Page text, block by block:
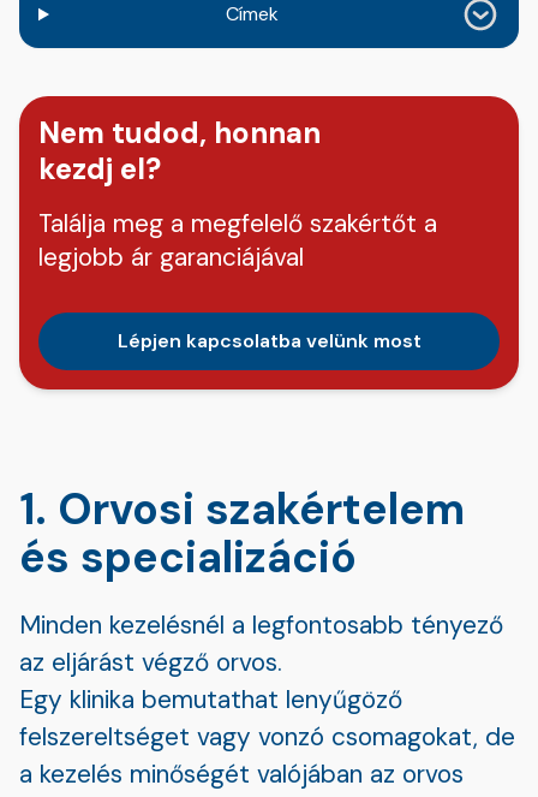
Címek
Nem tudod, honnan
kezdj el?
Találja meg a megfelelő szakértőt a
legjobb ár garanciájával
Lépjen kapcsolatba velünk most
1. Orvosi szakértelem
és specializáció
Minden kezelésnél a legfontosabb tényező
az eljárást végző orvos.
Egy klinika bemutathat lenyűgöző
felszereltséget vagy vonzó csomagokat, de
a kezelés minőségét valójában az orvos